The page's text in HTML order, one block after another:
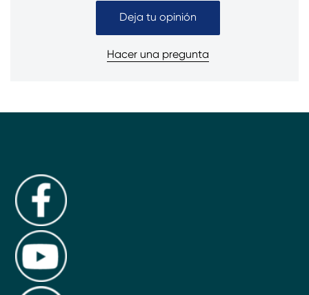
Deja tu opinión
Hacer una pregunta